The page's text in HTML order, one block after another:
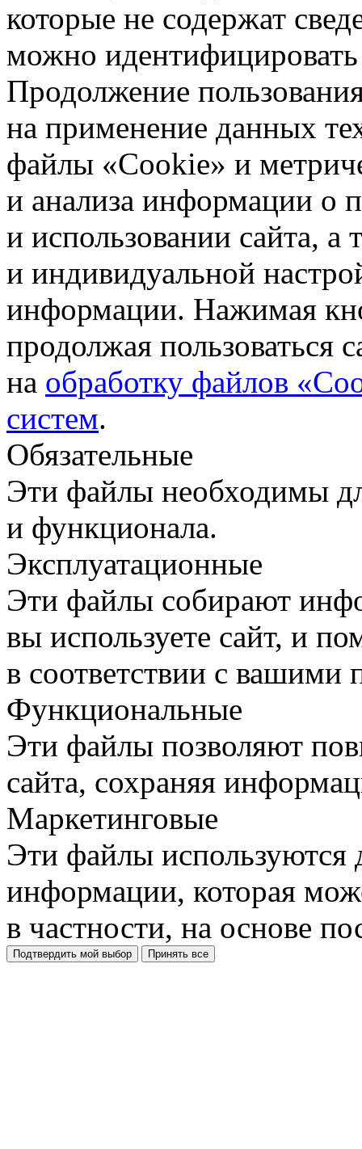
которые не содержат
можно идентифицировать
Продолжение
на применение данных
файлы «Cookie» и
и анализа информации о
и использовании сайта,
и индивидуальной
информации. Нажимая
продолжая пользоваться
на обработку файлов
систем.
Обязательные
Эти файлы необходимы
и функционала.
Эксплуатационные
Эти файлы собирают
вы используете сайт, и
в соответствии с вашими
Функциональные
Эти файлы позволяют
сайта, сохраняя
Маркетинговые
Эти файлы используются
информации, которая
в частности, на основе
Подтвердить мой выбор Принять все